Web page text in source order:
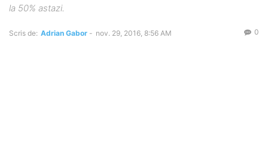
la 50% astazi.
Scris de: Adrian Gabor - nov. 29, 2016, 8:56 AM 0